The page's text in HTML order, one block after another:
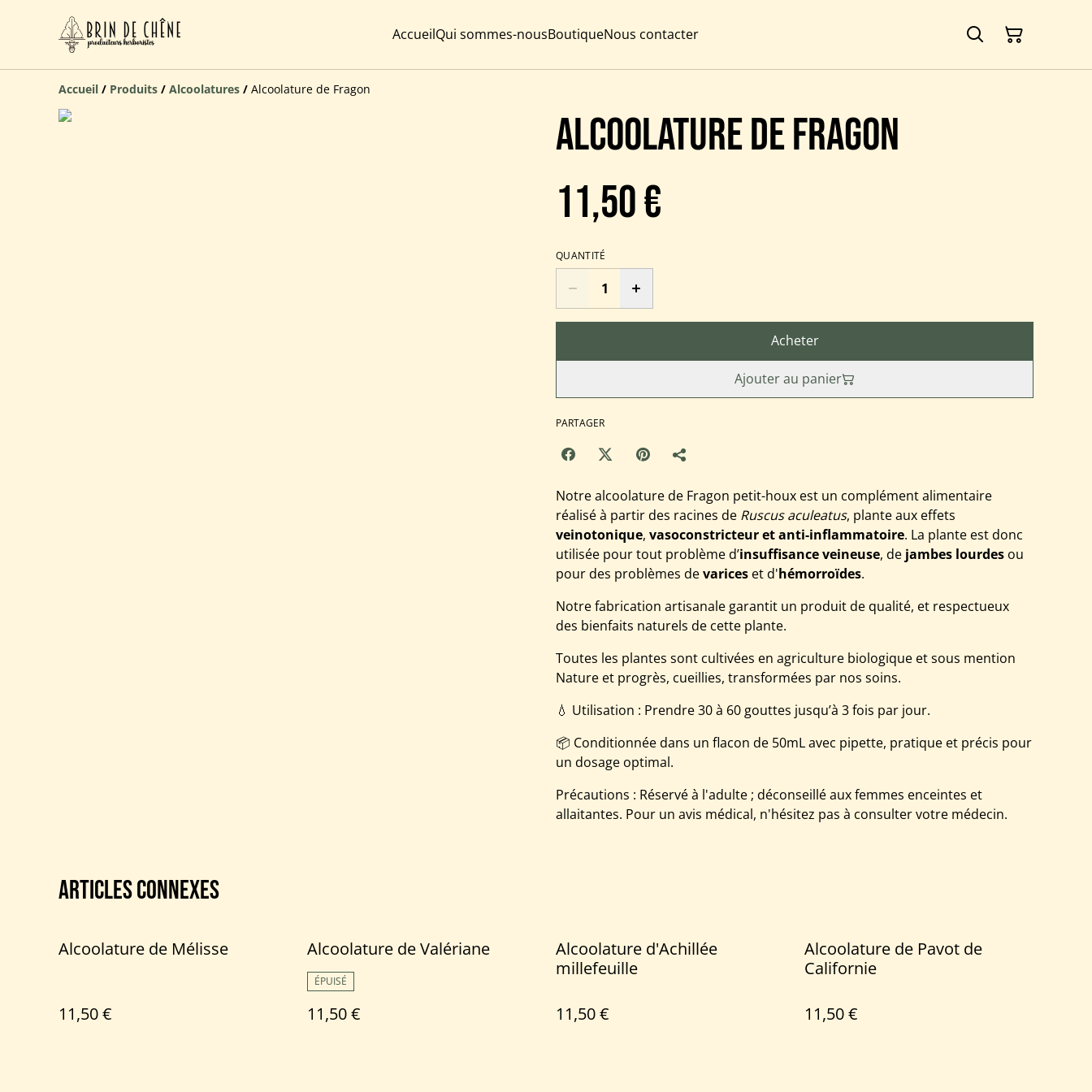
AccueilQui sommes-nousBoutiqueNous contacter
Accueil / Produits / Alcoolatures / Alcoolature de Fragon
Alcoolature de Fragon
11,50 €
QUANTITÉ
Acheter
Ajouter au panier
PARTAGER
Notre alcoolature de Fragon petit-houx est un complément alimentaire
réalisé à partir des racines de Ruscus aculeatus, plante aux effets
veinotonique, vasoconstricteur et anti-inflammatoire. La plante est donc
utilisée pour tout problème d’insuffisance veineuse, de jambes lourdes ou
pour des problèmes devarices et d'hémorroïdes.
Notre fabrication artisanale garantit un produit de qualité, et respectueux
des bienfaits naturels de cette plante.
Toutes les plantes sont cultivées en agriculture biologique et sous mention
Nature et progrès, cueillies, transformées par nos soins.
💧 Utilisation : Prendre 30 à 60 gouttes jusqu’à 3 fois par jour.
📦 Conditionnée dans un flacon de 50mL avec pipette, pratique et précis pour
un dosage optimal.
Précautions : Réservé à l'adulte ; déconseillé aux femmes enceintes et
allaitantes. Pour un avis médical, n'hésitez pas à consulter votre médecin.
Articles connexes
Alcoolature de Mélisse
11,50 €
Alcoolature de Valériane
ÉPUISÉ
11,50 €
Alcoolature d'Achillée
millefeuille
11,50 €
Alcoolature de Pavot de
Californie
11,50 €